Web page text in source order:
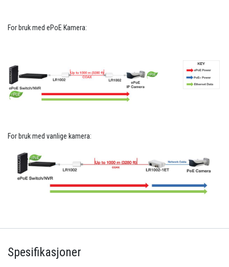
For bruk med ePoE Kamera:
For bruk med vanlige kamera:
Spesifikasjoner